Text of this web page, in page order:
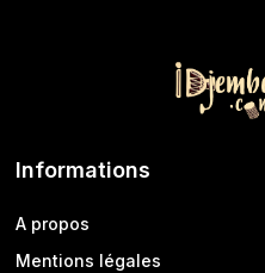
Informations
A propos
Mentions légales